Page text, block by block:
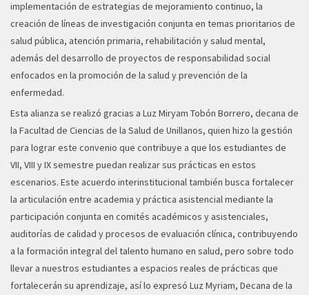
implementación de estrategias de mejoramiento continuo, la
creación de líneas de investigación conjunta en temas prioritarios de
salud pública, atención primaria, rehabilitación y salud mental,
además del desarrollo de proyectos de responsabilidad social
enfocados en la promoción de la salud y prevención de la
enfermedad.
Esta alianza se realizó gracias a Luz Miryam Tobón Borrero, decana de
la Facultad de Ciencias de la Salud de Unillanos, quien hizo la gestión
para lograr este convenio que contribuye a que los estudiantes de
VII, VIII y IX semestre puedan realizar sus prácticas en estos
escenarios. Este acuerdo interinstitucional también busca fortalecer
la articulación entre academia y práctica asistencial mediante la
participación conjunta en comités académicos y asistenciales,
auditorías de calidad y procesos de evaluación clínica, contribuyendo
a la formación integral del talento humano en salud, pero sobre todo
llevar a nuestros estudiantes a espacios reales de prácticas que
fortalecerán su aprendizaje, así lo expresó Luz Myriam, Decana de la